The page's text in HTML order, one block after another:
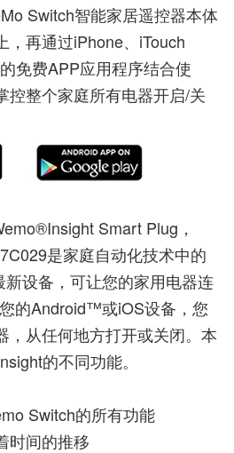
Switch智能家居遥控器本体
，再通过iPhone、iTouch
免费APP应用程序结合使
控整个家庭所有电器开启/关
Smart Plug，
是家庭自动化技术中的
新设备，可让您的家用电器连
的Android™或iOS设备，您
，从任何地方打开或关闭。本
的不同功能。
Switch的所有功能
时间的推移